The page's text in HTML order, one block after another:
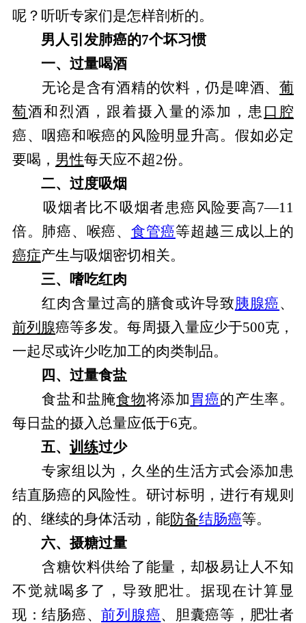
呢？听听专家们是怎样剖析的。
男人引发肺癌的7个坏习惯
一、过量喝酒
无论是含有酒精的饮料，仍是啤酒、葡
萄酒和烈酒，跟着摄入量的添加，患 口腔
癌、咽癌和喉癌的风险明显升高。假如必定
要喝， 男性每天应不超2份。
二、过度吸烟
吸烟者比不吸烟者患癌风险要高7—11
倍。肺癌、喉癌、 食管癌等超越三成以上的
癌症产生与吸烟密切相关。
三、嗜吃红肉
红肉含量过高的膳食或许导致胰腺癌、
前列腺癌等多发。每周摄入量应少于500克，
一起尽或许少吃加工的肉类制品。
四、过量食盐
食盐和盐腌食物将添加 胃癌的产生率。
每日盐的摄入总量应低于6克。
五、 训练过少
专家组以为，久坐的生活方式会添加患
结直肠癌的风险性。研讨标明，进行有规则
的、继续的身体活动，能防备结肠癌等。
六、摄糖过量
含糖饮料供给了能量，却极易让人不知
不觉就喝多了，导致肥壮。据现在计算显
现：结肠癌、前列腺癌、胆囊癌等，肥壮者